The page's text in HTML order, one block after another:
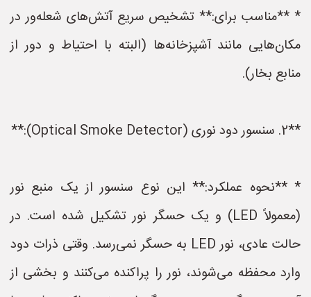
* **مناسب برای:** تشخیص سریع آتش‌های شعله‌ور در
مکان‌هایی مانند آشپزخانه‌ها (البته با احتیاط و دور از
منابع بخار).
**2. سنسور دود نوری (Optical Smoke Detector):**
* **نحوه عملکرد:** این نوع سنسور از یک منبع نور
(معمولاً LED) و یک حسگر نور تشکیل شده است. در
حالت عادی، نور LED به حسگر نمی‌رسد. وقتی ذرات دود
وارد محفظه می‌شوند، نور را پراکنده می‌کنند و بخشی از